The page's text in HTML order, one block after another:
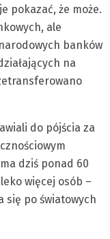
pokazać, że może.
ale
banków
na
do pójścia za
ma dziś ponad 60
więcej osób –
się po światowych